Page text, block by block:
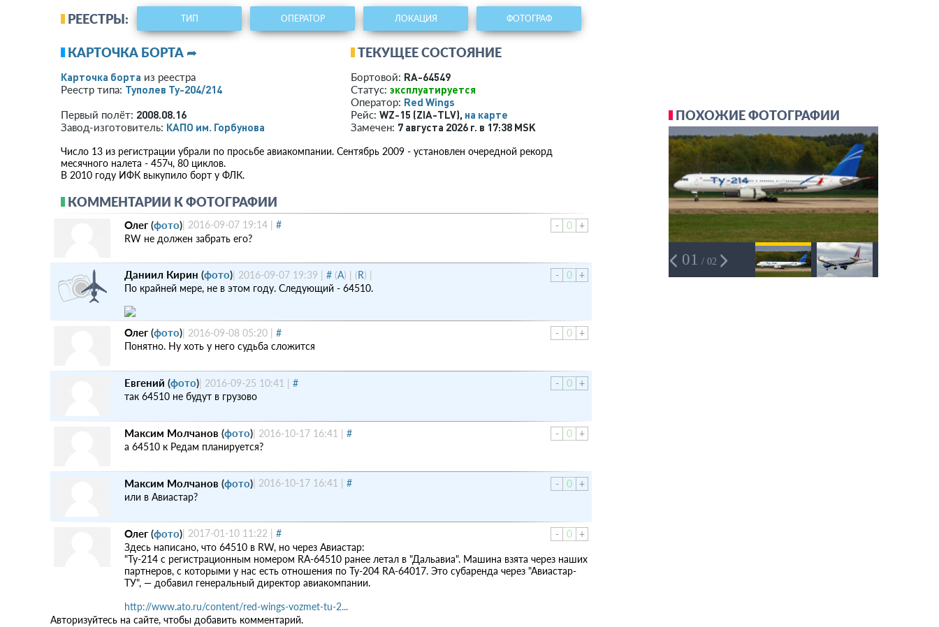
РЕЕСТРЫ: ТИП ОПЕРАТОР ЛОКАЦИЯ ФОТОГРАФ
КАРТОЧКА БОРТА ➦
Карточка борта из реестра
Реестр типа: Туполев Ту-204/214
Первый полёт: 2008.08.16
Завод-изготовитель: КАПО им. Горбунова
ТЕКУЩЕЕ СОСТОЯНИЕ
Бортовой: RA-64549
Статус: эксплуатируется
Оператор: Red Wings
Рейс: WZ-15 (ZIA-TLV), на карте
Замечен: 7 августа 2026 г. в 17:38 MSK
Число 13 из регистрации убрали по просьбе авиакомпании. Сентябрь 2009 - установлен очередной рекорд
месячного налета - 457ч, 80 циклов.
В 2010 году ИФК выкупило борт у ФЛК.
КОММЕНТАРИИ К ФОТОГРАФИИ
- 0 +
Олег(фото)| 2016-09-07 19:14 | #
RW не должен забрать его?
- 0 +
Даниил Кирин (фото)| 2016-09-07 19:39 | # (A) | (R) |
По крайней мере, не в этом году. Следующий - 64510.
- 0 +
Олег(фото)| 2016-09-08 05:20 | #
Понятно. Ну хоть у него судьба сложится
- 0 +
Евгений (фото)| 2016-09-25 10:41 | #
так 64510 не будут в грузово
- 0 +
Максим Молчанов (фото)| 2016-10-17 16:41 | #
а 64510 к Редам планируется?
- 0 +
Максим Молчанов (фото)| 2016-10-17 16:41 | #
или в Авиастар?
- 0 +
Олег(фото)| 2017-01-10 11:22 | #
Здесь написано, что 64510 в RW, но через Авиастар:
"Ту-214 с регистрационным номером RA-64510 ранее летал в "Дальавиа". Машина взята через наших
партнеров, с которыми у нас есть отношения по Ту-204 RA-64017. Это субаренда через "Авиастар-
ТУ", — добавил генеральный директор авиакомпании.
http://www.ato.ru/content/red-wings-vozmet-tu-2...
Авторизуйтесь на сайте, чтобы добавить комментарий.
ПОХОЖИЕ ФОТОГРАФИИ
01 / 02